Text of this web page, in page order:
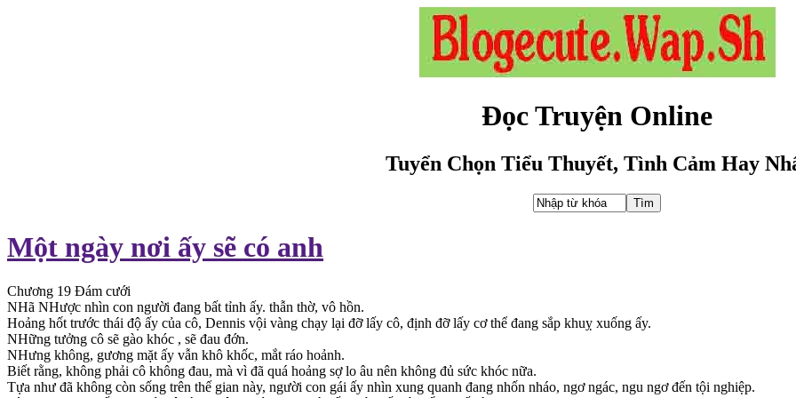
Đọc Truyện Online
Tuyển Chọn Tiểu Thuyết, Tình Cảm Hay
Một ngày nơi ấy sẽ có anh
Chương 19 Đám cưới
NHã NHược nhìn con người đang bất tỉnh ấy. thẫn thờ, vô hồn.
Hoảng hốt trước thái độ ấy của cô, Dennis vội vàng chạy lại đỡ lấy cô, định đỡ lấy cơ thể đang sắp khuỵ xuống ấy.
NHững tưởng cô sẽ gào khóc , sẽ đau đớn.
NHưng không, gương mặt ấy vẫn khô khốc, mắt ráo hoảnh.
Biết rằng, không phải cô không đau, mà vì đã quá hoảng sợ lo âu nên không đủ sức khóc nữa.
Tựa như đã không còn sống trên thế gian này, người con gái ấy nhìn xung quanh đang nhốn nháo, ngơ ngác, ngu ngơ đến tội nghiệp.